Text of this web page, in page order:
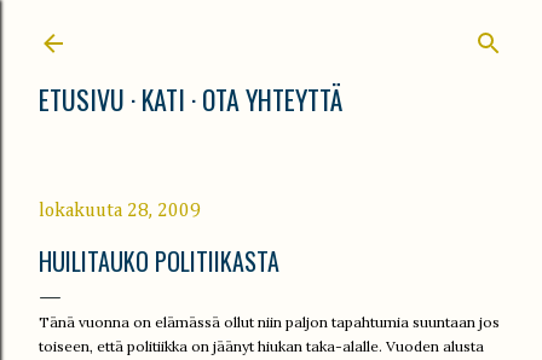
ETUSIVU KATI OTA YHTEYTTÄ
lokakuuta 28, 2009
HUILITAUKO POLITIIKASTA
Tänä vuonna on elämässä ollut niin paljon tapahtumia suuntaan jos
toiseen, että politiikka on jäänyt hiukan taka-alalle. Vuoden alusta